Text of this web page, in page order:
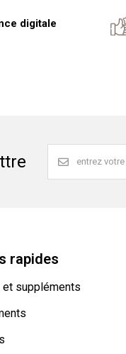
digitale
rapides
et suppléments